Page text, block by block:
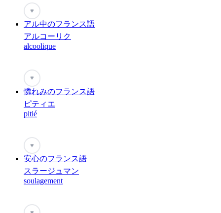
♥
アル中のフランス語
アルコーリク
alcoolique
♥
憐れみのフランス語
ピティエ
pitié
♥
安心のフランス語
スラージュマン
soulagement